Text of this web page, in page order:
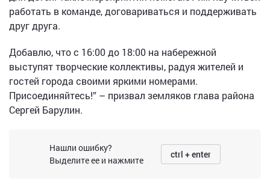
работать в команде, договариваться и поддерживать
друг друга.
Добавлю, что с 16:00 до 18:00 на набережной
выступят творческие коллективы, радуя жителей и
гостей города своими яркими номерами.
Присоединяйтесь!” – призвал земляков глава района
Сергей Барулин.
Нашли ошибку?
Выделите ее и нажмите
ctrl + enter